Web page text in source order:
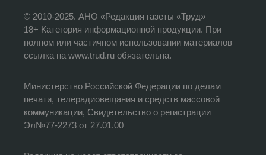
© 2010-2025. АНО «Редакция газеты «Труд»
18+ Категория информационной продукции. При
полном или частичном использовании материалов
ссылка на www.trud.ru обязательна.
Министерство Российской Федерации по делам
печати, телерадиовещания и средств массовой
коммуникации, Свидетельство о регистрации
Эл№77-2273 от 27.01.00